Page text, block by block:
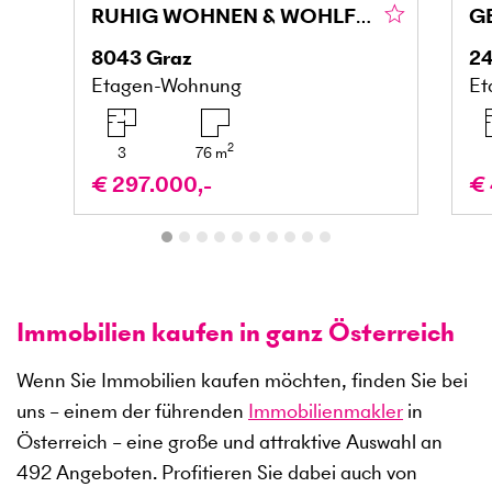
RUHIG WOHNEN & WOHLFÜHLEN MIT BALKON IN DER MARIATROSTERSTRASSE
8043Graz
Etagen-Wohnung
3 76 m2
€ 297.000,- €
Immobilien kaufen in ganz Österreich
Wenn Sie Immobilien kaufen möchten, finden Sie bei
uns – einem der führenden Immobilienmakler in
Österreich – eine große und attraktive Auswahl an
492Angeboten. Profitieren Sie dabei auch von